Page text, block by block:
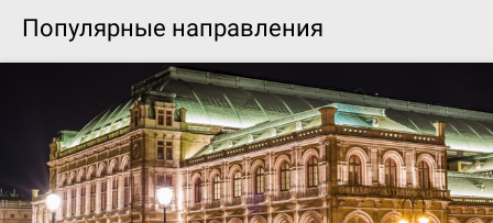
Популярные направления